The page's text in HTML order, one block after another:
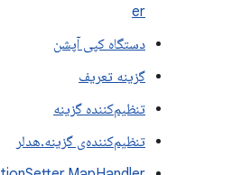
er
دستگاه کپی آپشن
گزینه تعریف
تنظیم‌کننده گزینه
تنظیم‌کننده‌ی گزینه.هدلر